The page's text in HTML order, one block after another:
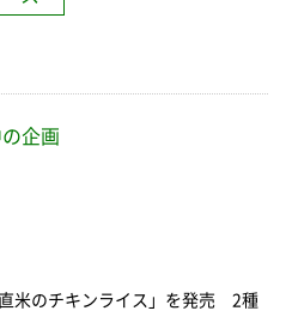
企画
米のチキンライス」を発売 2種